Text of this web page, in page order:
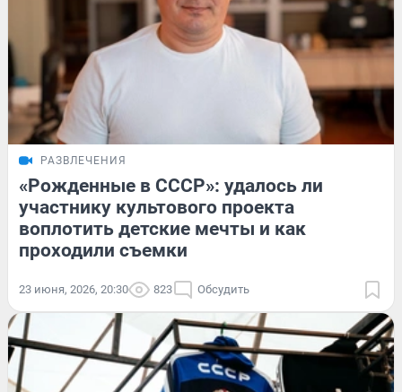
РАЗВЛЕЧЕНИЯ
«Рожденные в СССР»: удалось ли
участнику культового проекта
воплотить детские мечты и как
проходили съемки
23 июня, 2026, 20:30 823 Обсудить